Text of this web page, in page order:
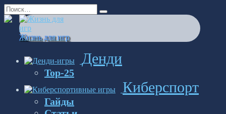
Перейти
к
содержанию
Search
for:
Жизнь для игр
Денди
Top-25
Киберспорт
Гайды